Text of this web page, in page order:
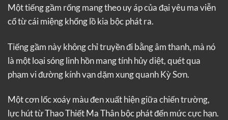
Một tiếng gầm rống mang theo uy áp của đại yêu ma viễn
cổ từ cái miệng khổng lồ kia bộc phát ra.
Tiếng gầm này không chỉ truyền đi bằng âm thanh, mà nó
là một loại sóng linh hồn mang tính hủy diệt, quét qua
phạm vi đường kính vạn dặm xung quanh Kỳ Sơn.
Một cơn lốc xoáy màu đen xuất hiện giữa chiến trường,
lực hút từ Thao Thiết Ma Thân bộc phát đến mức cực hạn.